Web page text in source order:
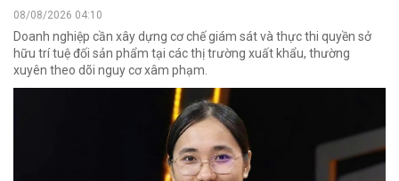
08/08/2026 04:10
Doanh nghiệp cần xây dựng cơ chế giám sát và thực thi quyền sở
hữu trí tuệ đối sản phẩm tại các thị trường xuất khẩu, thường
xuyên theo dõi nguy cơ xâm phạm.